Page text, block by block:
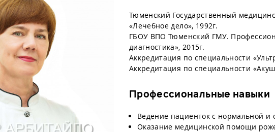
Тюменский Государственный
«Лечебное дело», 1992г.
ГБОУ ВПО Тюменский ГМУ.
диагностика», 2015г.
Аккредитация по специальности
Аккредитация по специальности
Профессиональные навыки
Ведение пациенток с нормальной
Оказание медицинской помощи